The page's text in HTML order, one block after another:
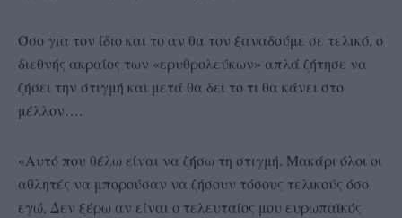
Όσο για τον ίδιο και το αν θα τον ξαναδούμε σε τελικό, ο
διεθνής ακραίος των «ερυθρολεύκων» απλά ζήτησε να
ζήσει την στιγμή και μετά θα δει το τι θα κάνει στο
μέλλον….
«Αυτό που θέλω είναι να ζήσω τη στιγμή. Μακάρι όλοι οι
αθλητές να μπορούσαν να ζήσουν τόσους τελικούς όσο
εγώ, Δεν ξέρω αν είναι ο τελευταίος μου ευρωπαϊκός